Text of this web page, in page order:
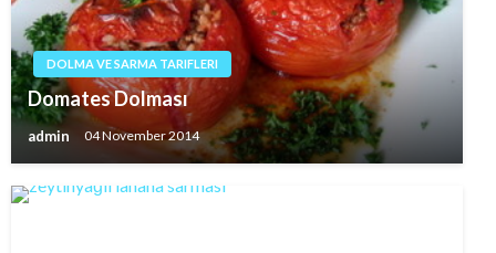
DOLMA VE SARMA TARIFLERI
Domates Dolması
admin 04 November 2014